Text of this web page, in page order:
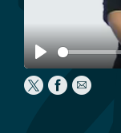
Play